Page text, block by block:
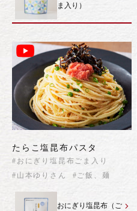
ま入り）
たらこ塩昆布パスタ
#おにぎり塩昆布ごま入り
#山本ゆりさん
#ご飯、麺
おにぎり塩昆布（ご